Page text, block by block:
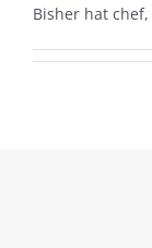
Bisher hat